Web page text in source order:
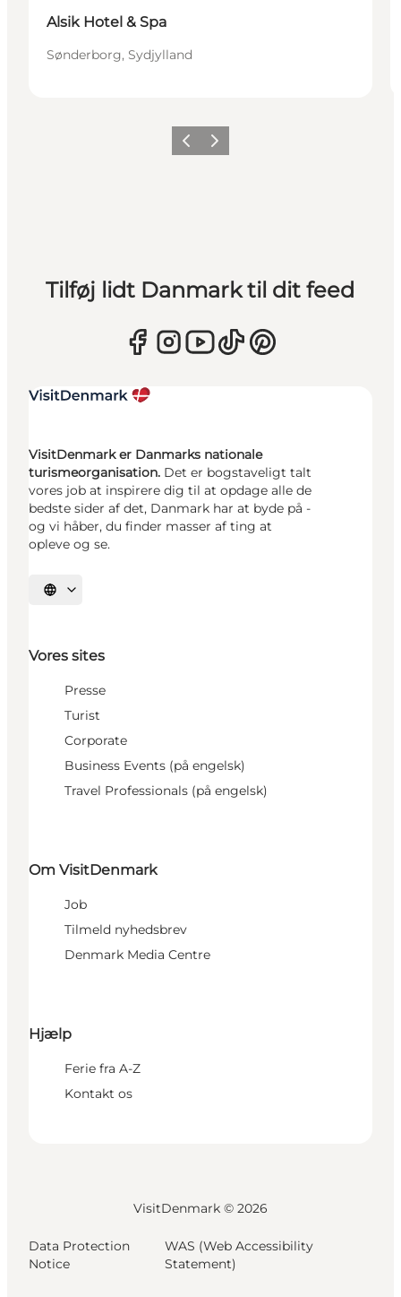
Alsik Hotel & Spa
Sønderborg, Sydjylland
ForrigeNæste
Tilføj lidt Danmark til dit feed
VisitDenmark er Danmarks nationale
turismeorganisation. Det er bogstaveligt talt
vores job at inspirere dig til at opdage alle de
bedste sider af det, Danmark har at byde på -
og vi håber, du finder masser af ting at
opleve og se.
Vælg sprog
Vores sites
Presse
Turist
Corporate
Business Events (på engelsk)
Travel Professionals (på engelsk)
Om VisitDenmark
Job
Tilmeld nyhedsbrev
Denmark Media Centre
Hjælp
Ferie fra A-Z
Kontakt os
VisitDenmark © 2026
Data Protection
Notice
WAS (Web Accessibility
Statement)